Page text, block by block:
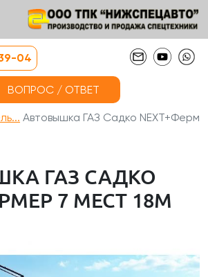
04
ВОПРОС / ОТВЕТ
Автовышка ГАЗ Садко NEXT+Ферм...
ГАЗ САДКО
7 МЕСТ 18М